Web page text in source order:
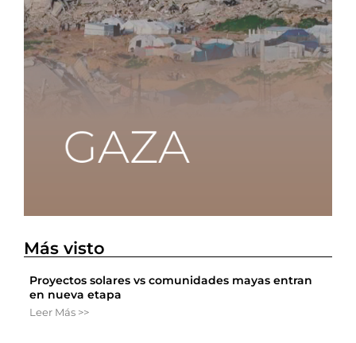
Más visto
Proyectos solares vs comunidades mayas entran
en nueva etapa
Leer Más >>